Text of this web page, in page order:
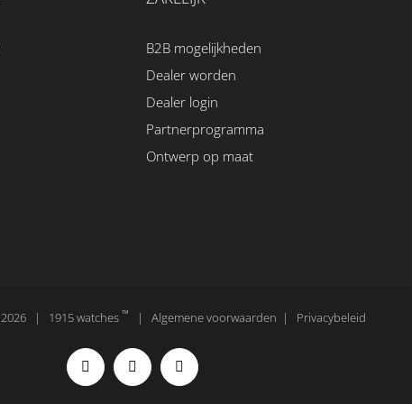
B2B mogelijkheden
Dealer worden
Dealer login
Partnerprogramma
Ontwerp op maat
2026 | 1915 watches ™ | Algemene voorwaarden | Privacybeleid
InstagramFacebookPinterest